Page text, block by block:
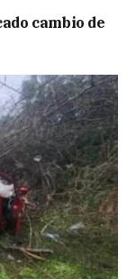
cambio de